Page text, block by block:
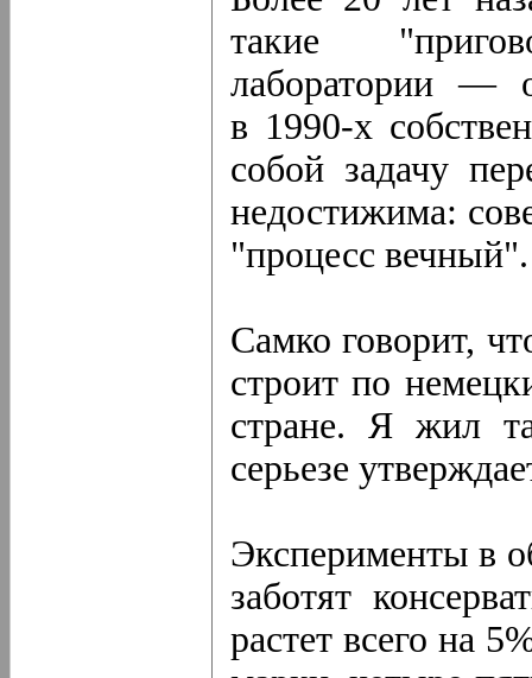
такие
лаборатории —
в 1990-х
собой задачу
недостижима:
"процесс вечный".
Самко говорит,
строит по
стране. Я жил
серьезе
Эксперименты в
заботят
растет всего на